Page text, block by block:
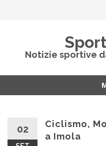
Notizie sportive
02
Ciclismo,
a Imola